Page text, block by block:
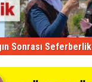
Sonrası Seferberlik